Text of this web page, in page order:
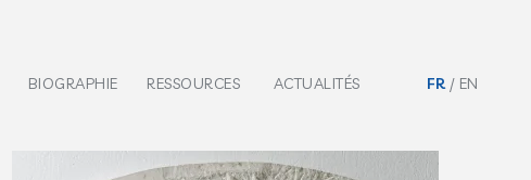
BIOGRAPHIE RESSOURCES ACTUALITÉS FR EN